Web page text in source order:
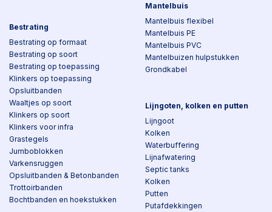
Bestrating
Bestrating op formaat
Bestrating op soort
Bestrating op toepassing
Klinkers op toepassing
Opsluitbanden
Waaltjes op soort
Klinkers op soort
Klinkers voor infra
Grastegels
Jumboblokken
Varkensruggen
Opsluitbanden & Betonbanden
Trottoirbanden
Bochtbanden en hoekstukken
Mantelbuis
Mantelbuis flexibel
Mantelbuis PE
Mantelbuis PVC
Mantelbuizen hulpstukken
Grondkabel
Lijngoten, kolken en putten
Lijngoot
Kolken
Waterbuffering
Lijnafwatering
Septic tanks
Kolken
Putten
Putafdekkingen